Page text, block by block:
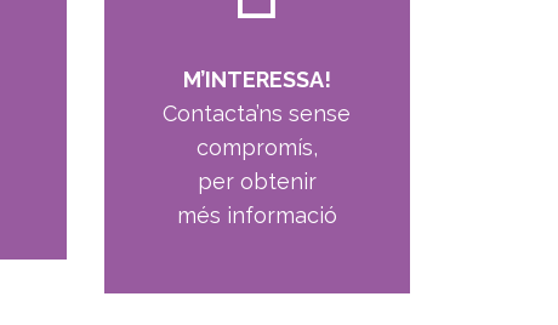
M’INTERESSA!
Contacta’ns sense
compromís,
per obtenir
més informació